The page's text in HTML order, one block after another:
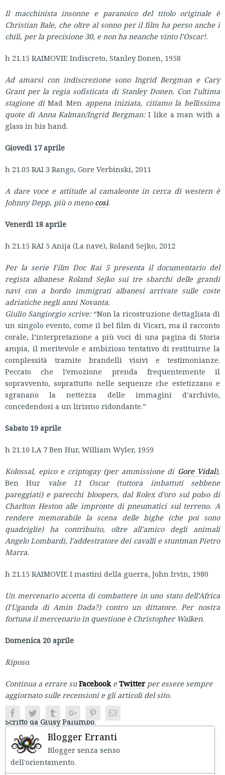
Il macchinista insonne e paranoico del titolo originale è
Christian Bale, che oltre al sonno per il film ha perso anche i
chili, per la precisione 30, e non ha neanche vinto l’Oscar!.
h 21.15 RAIMOVIE Indiscreto, Stanley Donen, 1958
Ad amarsi con indiscrezione sono Ingrid Bergman e Cary
Grant per la regia sofisticata di Stanley Donen. Con l’ultima
stagione diMad Men appena iniziata, citiamo la bellissima
quote di Anna Kalman/Ingrid Bergman:I like a man with a
glass in his hand.
Giovedì 17 aprile
h 21.05 RAI 3 Rango, Gore Verbinski, 2011
A dare voce e attitude al camaleonte in cerca di western è
Johnny Depp, più o meno così.
Venerdì 18 aprile
h 21.15 RAI 5 Anija (La nave), Roland Sejko, 2012
Per la serie Film Doc Rai 5 presenta il documentario del
regista albanese Roland Sejko sui tre sbarchi delle grandi
navi con a bordo immigrati albanesi arrivate sulle coste
adriatiche negli anni Novanta.
Giulio Sangiorgio scrive:“Non la ricostruzione dettagliata di
un singolo evento, come il bel film di Vicari, ma il racconto
corale, l’interpretazione a più voci di una pagina di Storia
ampia, il meritevole e ambizioso tentativo di restituirne la
complessità tramite brandelli visivi e testimonianze.
Peccato che l’emozione prenda frequentemente il
sopravvento, soprattutto nelle sequenze che estetizzano e
sgranano la nettezza delle immagini d’archivio,
concedendosi a un lirismo ridondante.”
Sabato 19 aprile
h 21.10 LA 7 Ben Hur, William Wyler, 1959
Kolossal, epico e criptogay (per ammissione di Gore Vidal),
Ben Hur valse 11 Oscar (tuttora imbattuti sebbene
pareggiati) e parecchi bloopers, dal Rolex d’oro sul polso di
Charlton Heston alle impronte di pneumatici sul terreno. A
rendere memorabile la scena delle bighe (che poi sono
quadriglie) ha contribuito, oltre all’amico degli animali
Angelo Lombardi, l’addestratore dei cavalli e stuntman Pietro
Marra.
h 21.15 RAIMOVIE I mastini della guerra, John Irvin, 1980
Un mercenario accetta di combattere in uno stato dell’Africa
(l’Uganda di Amin Dada?) contro un dittatore. Per nostra
fortuna il mercenario in questione è Christopher Walken.
Domenica 20 aprile
Riposo.
Continua a errare suFacebookeTwitter per essere sempre
aggiornato sulle recensioni e gli articoli del sito.
Scritto da Giusy Palumbo.
FacebookTwitter TumblrGoogle+PinterestEmail
Blogger Erranti
Blogger senza senso